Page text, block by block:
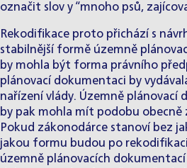
označit slov y “mnoho psů,
Rekodifikace proto přichází s
stabilnější formě územně
by mohla být forma právního
plánovací dokumentaci by
nařízení vlády. Územně plánovací
by pak mohla mít podobu obecně
Pokud zákonodárce stanoví bez
jakou formu budou po
územně plánovacích